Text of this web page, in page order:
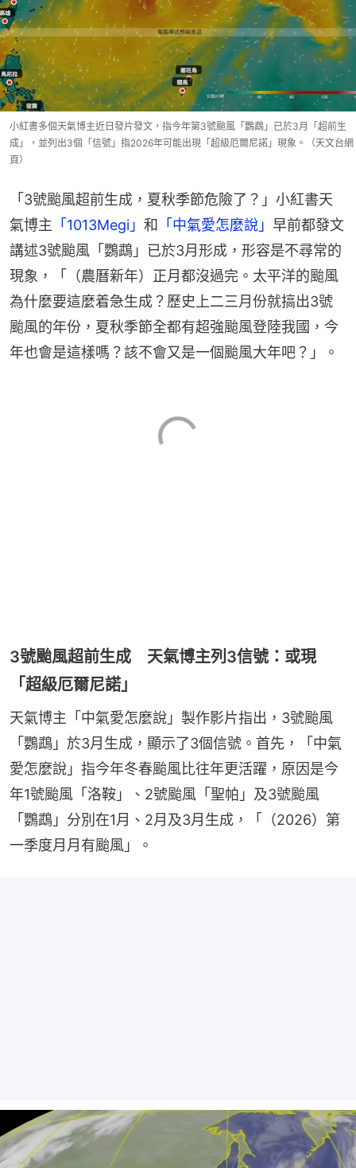
小紅書多個天氣博主近日發片發文，指今年第3號颱風「鸚鵡」已於3月「超前生
成」，並列出3個「信號」指2026年可能出現「超級厄爾尼諾」現象。（天文台網
頁）
「3號颱風超前生成，夏秋季節危險了？」小紅書天
氣博主 「1013Megi」 和 「中氣愛怎麼說」 早前都發文
講述3號颱風「鸚鵡」已於3月形成，形容是不尋常的
現象，「（農曆新年）正月都沒過完。太平洋的颱風
為什麼要這麼着急生成？歷史上二三月份就搞出3號
颱風的年份，夏秋季節全都有超強颱風登陸我國，今
年也會是這樣嗎？該不會又是一個颱風大年吧？」。
3號颱風超前生成 天氣博主列3信號：或現
「超級厄爾尼諾」
天氣博主「中氣愛怎麼說」製作影片指出，3號颱風
「鸚鵡」於3月生成，顯示了3個信號。首先，「中氣
愛怎麼說」指今年冬春颱風比往年更活躍，原因是今
年1號颱風「洛鞍」、2號颱風「聖帕」及3號颱風
「鸚鵡」分別在1月、2月及3月生成，「（2026）第
一季度月月有颱風」。